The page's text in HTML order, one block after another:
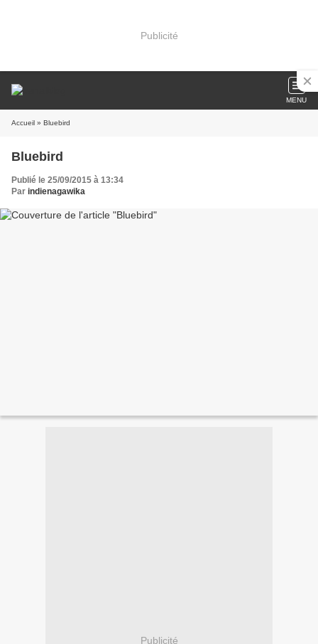
Publicité
MENU
Accueil » Bluebird
Bluebird
Publié le 25/09/2015 à 13:34
Par indienagawika
Publicité